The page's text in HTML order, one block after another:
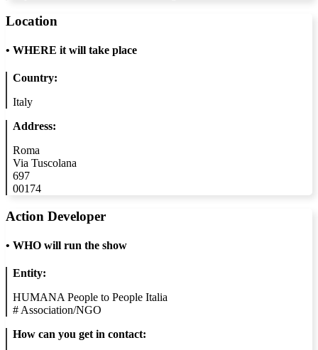
Location
• WHERE it will take place
Country:
Italy
Address:
Roma
Via Tuscolana
697
00174
Action Developer
• WHO will run the show
Entity:
HUMANA People to People Italia
# Association/NGO
How can you get in contact: